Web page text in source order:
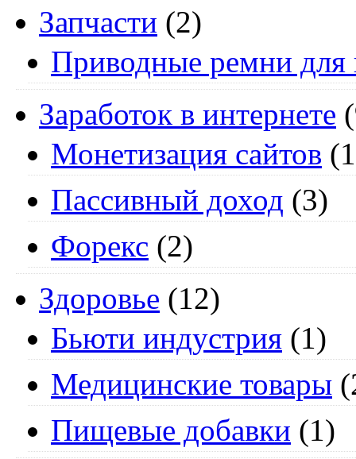
Запчасти (2)
Приводные ремни для
Заработок в интернете
Монетизация сайтов
Пассивный доход (3)
Форекс (2)
Здоровье (12)
Бьюти индустрия (1)
Медицинские товары
Пищевые добавки (1)